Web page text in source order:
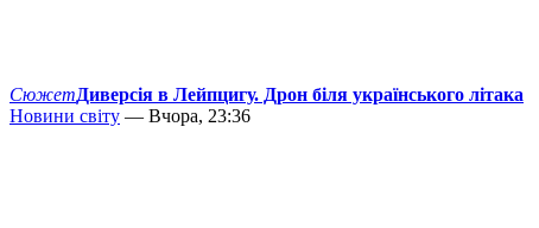
СюжетДиверсія в Лейпцигу. Дрон біля українського літака
Новини світу — Вчора, 23:36